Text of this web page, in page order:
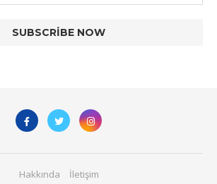
Hakkında İletişim